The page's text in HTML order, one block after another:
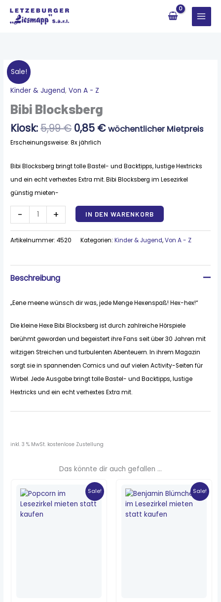
Inhalt
springen
Sale!
Kinder & Jugend,Von A - Z
Bibi Blocksberg
Kiosk:5,99€
Ursprünglicher
Preis
war:
5,99 €
0,85 €0,85 €.
wöchentlicher Mietpreis
Erscheinungsweise: 8x jährlich
Bibi Blocksberg bringt tolle Bastel- und Backtipps, lustige Hextricks
und ein echt verhextes Extra mit. Bibi Blocksberg im Lesezirkel
günstig mieten-
-
Bibi
Blocksberg
Menge
+ IN DEN WARENKORB Alternative:
Artikelnummer:4520 Kategorien:Kinder & Jugend,Von A - Z
Beschreibung
„Eene meene wünsch dir was, jede Menge Hexenspaß! Hex-hex!“
Die kleine Hexe Bibi Blocksberg ist durch zahlreiche Hörspiele
berühmt geworden und begeistert ihre Fans seit über 30 Jahren mit
witzigen Streichen und turbulenten Abenteuern. In ihrem Magazin
sorgt sie in spannenden Comics und auf vielen Activity-Seiten für
Wirbel. Jede Ausgabe bringt tolle Bastel- und Backtipps, lustige
Hextricks und ein echt verhextes Extra mit.
inkl. 3 % MwSt. kostenlose Zustellung
Das könnte dir auch gefallen …
Sale!
Ursprünglicher
war:
Aktueller
Preis
ist:
0,35 €.
Sale!
Ursprünglicher
war:
Aktueller
Preis
ist:
1,20 €.